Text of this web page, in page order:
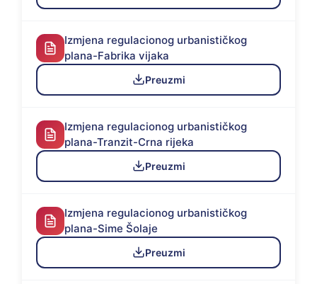
Izmjena regulacionog urbanističkog
plana-Fabrika vijaka
Preuzmi
Izmjena regulacionog urbanističkog
plana-Tranzit-Crna rijeka
Preuzmi
Izmjena regulacionog urbanističkog
plana-Sime Šolaje
Preuzmi